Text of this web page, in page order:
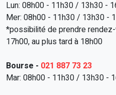
Lun: 08h00 - 11h30 / 13h30 -
Mer: 08h00 - 11h30 / 13h30 -
*possibilité de prendre
17h00, au plus tard à 18h00
Bourse - 021 887 73 23
Mar: 08h00 - 11h30 / 13h30 -